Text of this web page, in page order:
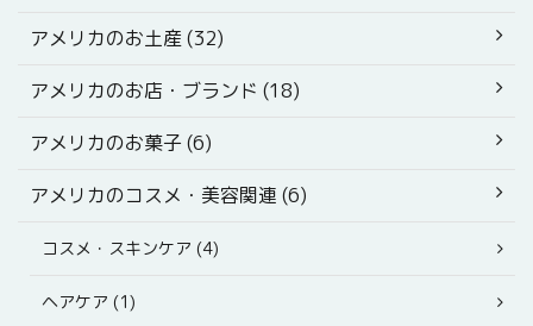
アメリカのお土産 (32)
アメリカのお店・ブランド (18)
アメリカのお菓子 (6)
アメリカのコスメ・美容関連 (6)
コスメ・スキンケア (4)
ヘアケア (1)